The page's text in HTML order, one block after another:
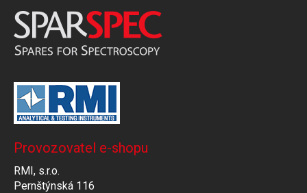
Provozovatel e-shopu
RMI, s.r.o.
Pernštýnská 116